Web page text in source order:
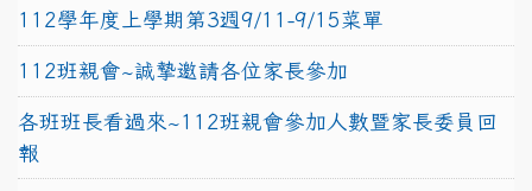
112學年度上學期第3週9/11-9/15菜單
112班親會~誠摯邀請各位家長參加
各班班長看過來~112班親會參加人數暨家長委員回
報